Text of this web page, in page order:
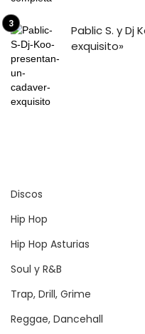
Pablic S. y Dj
exquisito»
Discos
Hip Hop
Hip Hop Asturias
Soul y R&B
Trap, Drill, Grime
Reggae, Dancehall